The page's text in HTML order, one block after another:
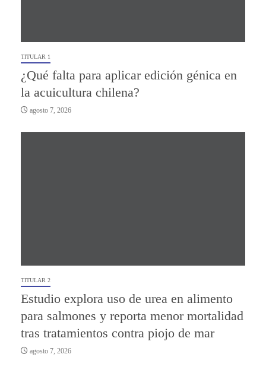
TITULAR 1
¿Qué falta para aplicar edición génica en
la acuicultura chilena?
agosto 7, 2026
TITULAR 2
Estudio explora uso de urea en alimento
para salmones y reporta menor mortalidad
tras tratamientos contra piojo de mar
agosto 7, 2026